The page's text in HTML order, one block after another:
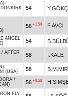
-
DUNKIRK
54
56 +1.50 F.AVCI
ANGEL
54
/ AFTER
58 İ.KALE
-
(USA) 58
/
56 +0.50
IRON FLY